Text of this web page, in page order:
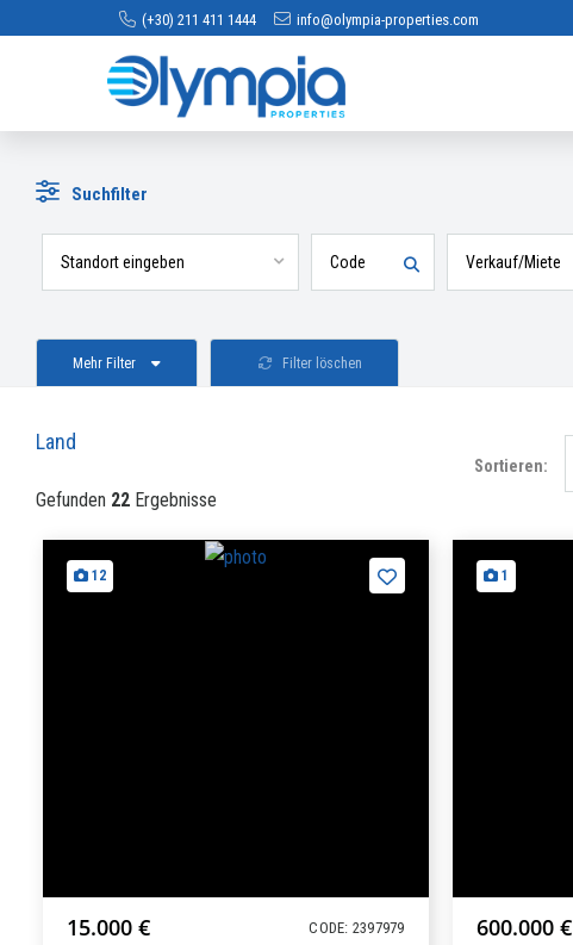
(+30) 211 411 1444 info@olympia-properties.com
Suchfilter
Mehr Filter Filter löschen
Sortieren:
Land
Gefunden 22 Ergebnisse
12
15.000 € CODE: 2397979
1
600.000 €